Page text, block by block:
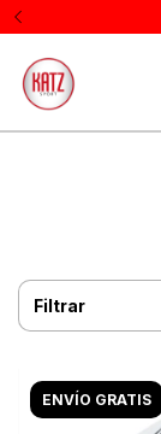
Filtrar
ENVÍO GRATIS